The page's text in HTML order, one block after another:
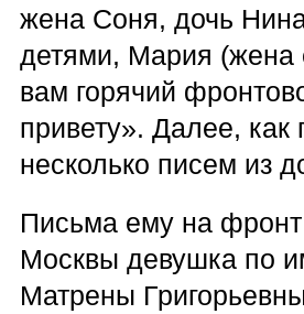
жена Соня, дочь
детями, Мария (жена
вам горячий
привету». Далее,
несколько писем из
Письма ему на фронт
Москвы девушка по
Матрены